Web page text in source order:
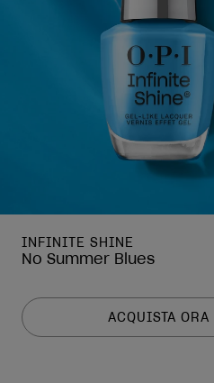
INFINITE SHINE
No Summer Blues
ACQUISTA ORA